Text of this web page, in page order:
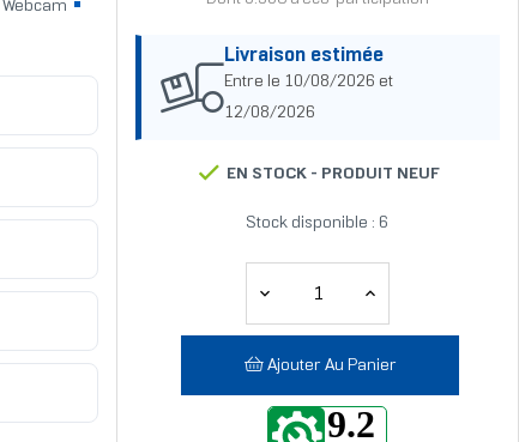
Webcam
Livraison estimée
Entre le 10/08/2026 et
12/08/2026
EN STOCK - PRODUIT NEUF
Stock disponible : 6
Ajouter Au Panier
9.2